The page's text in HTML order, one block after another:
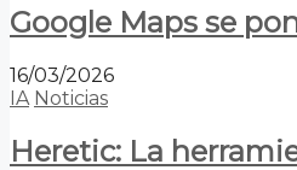
Google Maps se
16/03/2026
IA Noticias
Heretic: La